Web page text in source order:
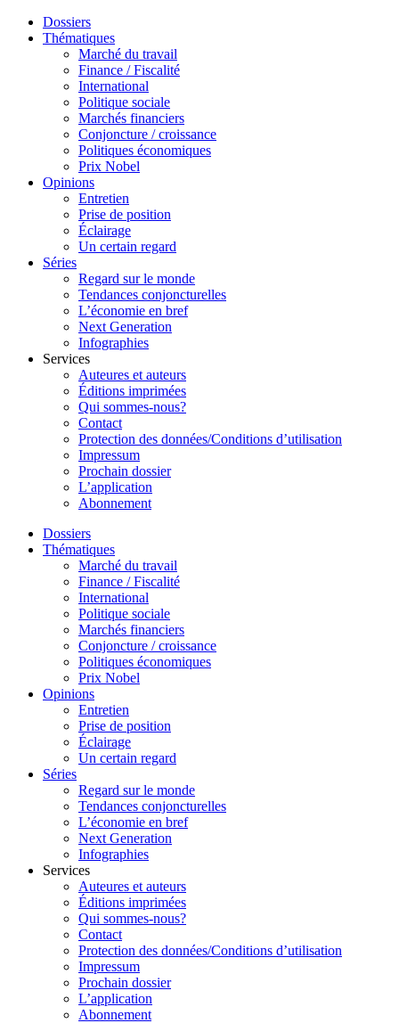
Dossiers
Thématiques
Marché du travail
Finance / Fiscalité
International
Politique sociale
Marchés financiers
Conjoncture / croissance
Politiques économiques
Prix Nobel
Opinions
Entretien
Prise de position
Éclairage
Un certain regard
Séries
Regard sur le monde
Tendances conjoncturelles
L’économie en bref
Next Generation
Infographies
Services
Auteures et auteurs
Éditions imprimées
Qui sommes-nous?
Contact
Protection des données/Conditions d’utilisation
Impressum
Prochain dossier
L’application
Abonnement
Dossiers
Thématiques
Marché du travail
Finance / Fiscalité
International
Politique sociale
Marchés financiers
Conjoncture / croissance
Politiques économiques
Prix Nobel
Opinions
Entretien
Prise de position
Éclairage
Un certain regard
Séries
Regard sur le monde
Tendances conjoncturelles
L’économie en bref
Next Generation
Infographies
Services
Auteures et auteurs
Éditions imprimées
Qui sommes-nous?
Contact
Protection des données/Conditions d’utilisation
Impressum
Prochain dossier
L’application
Abonnement